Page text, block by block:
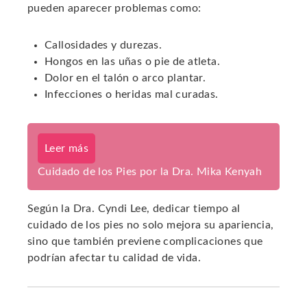
pueden aparecer problemas como:
Callosidades y durezas.
Hongos en las uñas o pie de atleta.
Dolor en el talón o arco plantar.
Infecciones o heridas mal curadas.
Leer más
Cuidado de los Pies por la Dra. Mika Kenyah
Según la Dra. Cyndi Lee, dedicar tiempo al
cuidado de los pies no solo mejora su apariencia,
sino que también previene complicaciones que
podrían afectar tu calidad de vida.